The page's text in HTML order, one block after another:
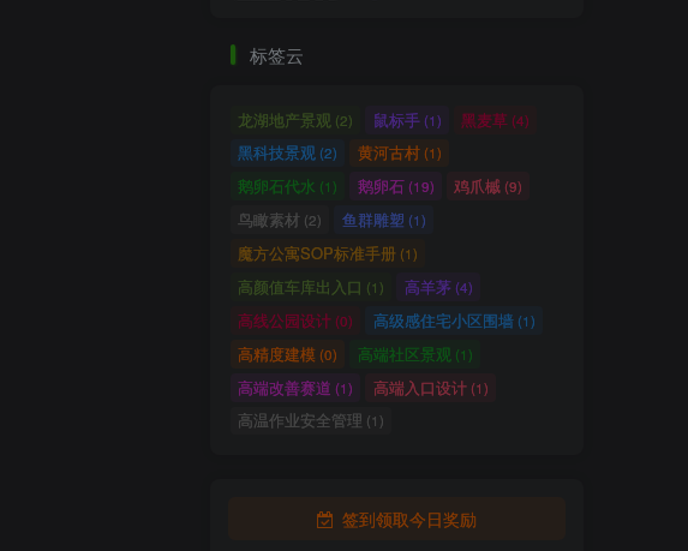
标签云
龙湖地产景观 (2) 鼠标手(1) 黑麦草(4)
黑科技景观 (2) 黄河古村(1)
鹅卵石代水 (1) 鹅卵石(19) 鸡爪槭(9)
鸟瞰素材 (2) 鱼群雕塑 (1)
魔方公寓SOP标准手册 (1)
高颜值车库出入口 (1) 高羊茅(4)
高线公园设计 (0) 高级感住宅小区围墙(1)
高精度建模 (0) 高端社区景观 (1)
高端改善赛道 (1) 高端入口设计(1)
高温作业安全管理 (1)
签到领取今日奖励